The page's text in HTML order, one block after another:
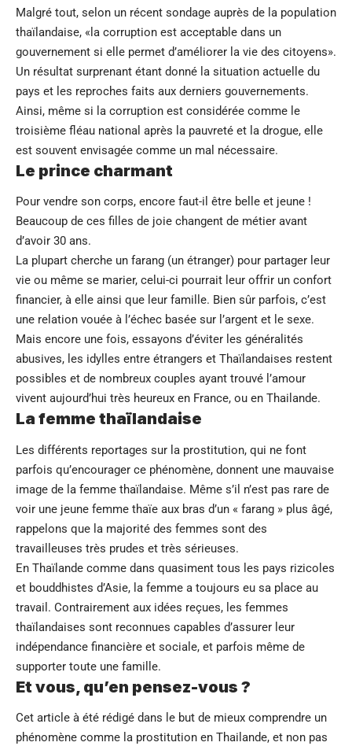
Malgré tout, selon un récent sondage auprès de la population
thaïlandaise, «la corruption est acceptable dans un
gouvernement si elle permet d’améliorer la vie des citoyens».
Un résultat surprenant étant donné la situation actuelle du
pays et les reproches faits aux derniers gouvernements.
Ainsi, même si la corruption est considérée comme le
troisième fléau national après la pauvreté et la drogue, elle
est souvent envisagée comme un mal nécessaire.
Le prince charmant
Pour vendre son corps, encore faut-il être belle et jeune !
Beaucoup de ces filles de joie changent de métier avant
d’avoir 30 ans.
La plupart cherche un farang (un étranger) pour partager leur
vie ou même se marier, celui-ci pourrait leur offrir un confort
financier, à elle ainsi que leur famille. Bien sûr parfois, c’est
une relation vouée à l’échec basée sur l’argent et le sexe.
Mais encore une fois, essayons d’éviter les généralités
abusives, les idylles entre étrangers et Thaïlandaises restent
possibles et de nombreux couples ayant trouvé l’amour
vivent aujourd’hui très heureux en France, ou en Thailande.
La femme thaïlandaise
Les différents reportages sur la prostitution, qui ne font
parfois qu’encourager ce phénomène, donnent une mauvaise
image de la femme thaïlandaise. Même s’il n’est pas rare de
voir une jeune femme thaïe aux bras d’un « farang » plus âgé,
rappelons que la majorité des femmes sont des
travailleuses très prudes et très sérieuses.
En Thaïlande comme dans quasiment tous les pays rizicoles
et bouddhistes d’Asie, la femme a toujours eu sa place au
travail. Contrairement aux idées reçues, les femmes
thaïlandaises sont reconnues capables d’assurer leur
indépendance financière et sociale, et parfois même de
supporter toute une famille.
Et vous, qu’en pensez-vous ?
Cet article à été rédigé dans le but de mieux comprendre un
phénomène comme la prostitution en Thailande, et non pas